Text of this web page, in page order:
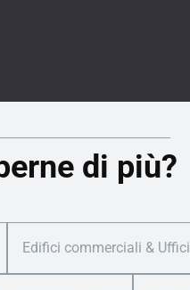
di più?
Edifici commerciali & Uffici